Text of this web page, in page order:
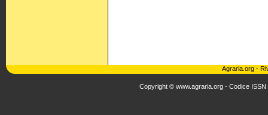
Agraria.org -
Copyright © www.agraria.org - Codice